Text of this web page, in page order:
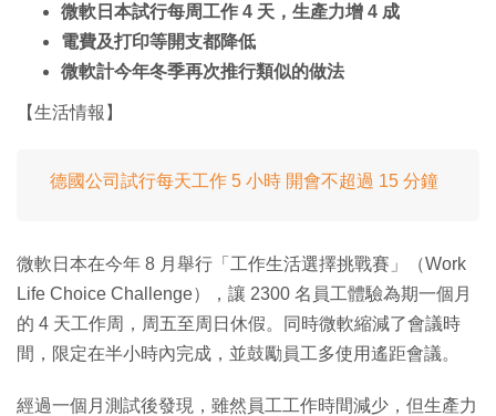
微軟日本試行每周工作 4 天，生產力增 4 成
電費及打印等開支都降低
微軟計今年冬季再次推行類似的做法
【生活情報】
德國公司試行每天工作 5 小時 開會不超過 15 分鐘
微軟日本在今年 8 月舉行「工作生活選擇挑戰賽」（Work
Life Choice Challenge），讓 2300 名員工體驗為期一個月
的 4 天工作周，周五至周日休假。同時微軟縮減了會議時
間，限定在半小時內完成，並鼓勵員工多使用遙距會議。
經過一個月測試後發現，雖然員工工作時間減少，但生產力